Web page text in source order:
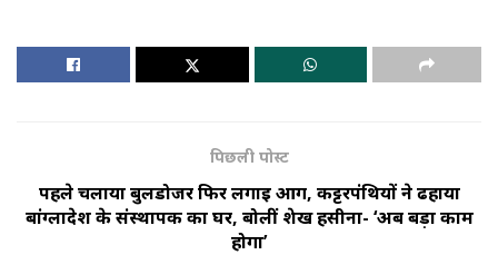
पिछली पोस्ट
पहले चलाया बुलडोजर फिर लगाई आग, कट्टरपंथियों ने ढहाया
बांग्लादेश के संस्थापक का घर, बोलीं शेख हसीना- ‘अब बड़ा काम
होगा’